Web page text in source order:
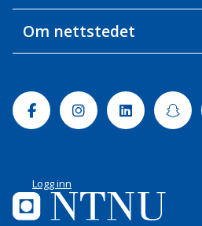
Om nettstedet
FacebookInstagramLinkedin
Logg inn